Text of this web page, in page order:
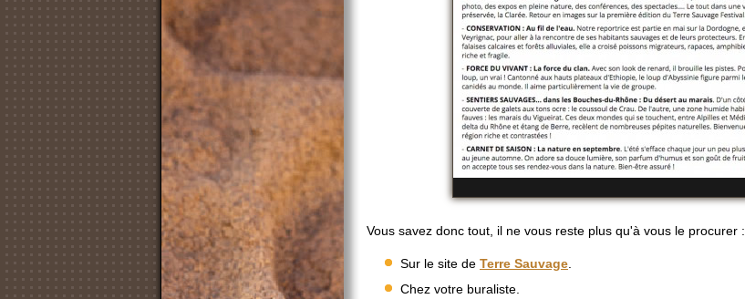
Vous savez donc tout, il ne vous reste plus qu'à vous le procurer :
Sur le site de Terre Sauvage
Chez votre buraliste.